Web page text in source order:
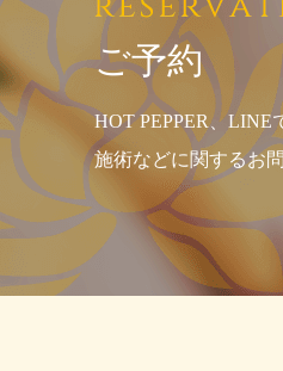
ご予約
HOT PEPPER、LINE
施術などに関するお